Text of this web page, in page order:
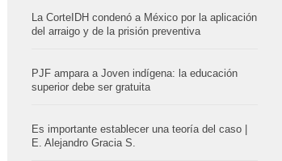
La CorteIDH condenó a México por la aplicación
del arraigo y de la prisión preventiva
PJF ampara a Joven indígena: la educación
superior debe ser gratuita
Es importante establecer una teoría del caso |
E. Alejandro Gracia S.